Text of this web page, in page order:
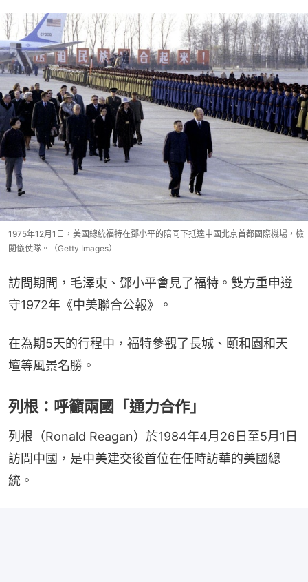
1975年12月1日，美國總統福特在鄧小平的陪同下抵達中國北京首都國際機場，檢
閲儀仗隊。（Getty Images）
訪問期間，毛澤東、鄧小平會見了福特。雙方重申遵
守1972年《中美聯合公報》。
在為期5天的行程中，福特參觀了長城、頤和園和天
壇等風景名勝。
列根：呼籲兩國「通力合作」
列根（Ronald Reagan）於1984年4月26日至5月1日
訪問中國，是中美建交後首位在任時訪華的美國總
統。